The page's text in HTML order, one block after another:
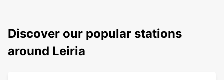
Discover our popular stations
around Leiria